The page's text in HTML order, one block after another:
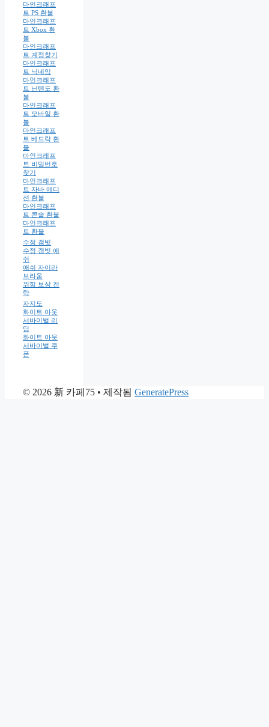
마인크래프
트 PS 환불
마인크래프
트 Xbox 환
불
마인크래프
트 계정찾기
마인크래프
트 닉네임
마인크래프
트 닌텐도 환
불
마인크래프
트 모바일 환
불
마인크래프
트 베드락 환
불
마인크래프
트 비밀번호
찾기
마인크래프
트 자바 에디
션 환불
마인크래프
트 콘솔 환불
마인크래프
트 환불
수정 갬빗
수정 갬빗 애
쉬
애쉬 자이라
브라움
위험 보상 전
략
자지도
화이트 아웃
서바이벌 리
딤
화이트 아웃
서바이벌 쿠
폰
© 2026 新 카페75 • 제작됨 GeneratePress